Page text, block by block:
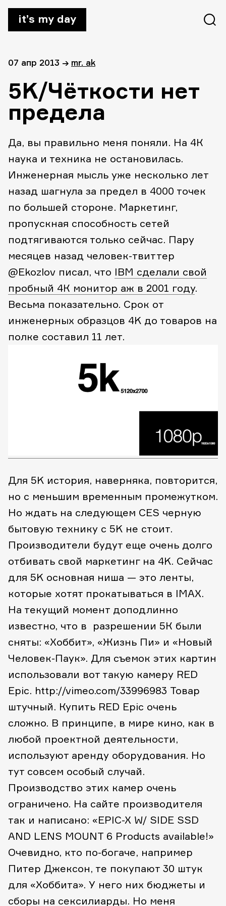
it’s my day
07 апр 2013 → mr. ak
5K/Чёткости нет
предела
Да, вы правильно меня поняли. На 4К
наука и техника не остановилась.
Инженерная мысль уже несколько лет
назад шагнула за предел в 4000 точек
по большей стороне. Маркетинг,
пропускная способность сетей
подтягиваются только сейчас. Пару
месяцев назад человек-твиттер
@Ekozlov писал, что IBM сделали свой
пробный 4К монитор аж в 2001 году.
Весьма показательно. Срок от
инженерных образцов 4K до товаров на
полке составил 11 лет.
Для 5K история, наверняка, повторится,
но с меньшим временным промежутком.
Но ждать на следующем CES черную
бытовую технику с 5K не стоит.
Производители будут еще очень долго
отбивать свой маркетинг на 4K. Сейчас
для 5K основная ниша — это ленты,
которые хотят прокатываться в IMAX.
На текущий момент доподлинно
известно, что в разрешении 5К были
сняты: «Хоббит», «Жизнь Пи» и «Новый
Человек-Паук». Для съемок этих картин
использовали вот такую камеру RED
Epic. http://vimeo.com/33996983 Товар
штучный. Купить RED Epic очень
сложно. В принципе, в мире кино, как в
любой проектной деятельности,
используют аренду оборудования. Но
тут совсем особый случай.
Производство этих камер очень
ограничено. На сайте производителя
так и написано: «EPIC-X W/ SIDE SSD
AND LENS MOUNT 6 Products available!»
Очевидно, кто по-богаче, например
Питер Джексон, те покупают 30 штук
для «Хоббита». У него них бюджеты и
сборы на сексилиарды. Но меня